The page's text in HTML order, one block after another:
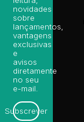
novidades
sobre
lançamentos,
vantagens
exclusivas
e
avisos
diretamente
no seu
e-mail.
Subscrever